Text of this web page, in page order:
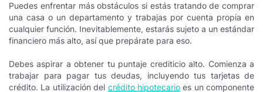
Puedes enfrentar más obstáculos si estás tratando de comprar
una casa o un departamento y trabajas por cuenta propia en
cualquier función. Inevitablemente, estarás sujeto a un estándar
financiero más alto, así que prepárate para eso.
Debes aspirar a obtener tu puntaje crediticio alto. Comienza a
trabajar para pagar tus deudas, incluyendo tus tarjetas de
crédito. La utilización del crédito hipotecarioes un componente